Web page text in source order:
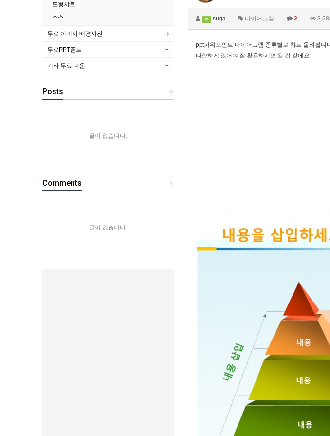
10 suga 다이어그램 2
ppt파워포인트 다이어그램 종류별로 챠트 올려봅니
다양하게 있어여 잘 활용하시면 될 것 같에요
도형챠트
소스
무료 이미지 배경사진
무료PPT폰트
기타 무료 다운
+
Posts
글이 없습니다.
+
Comments
글이 없습니다.